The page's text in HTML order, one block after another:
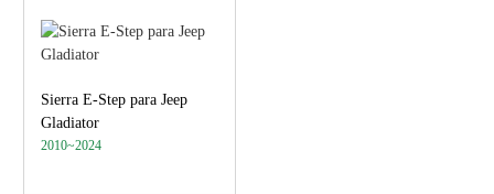
Sierra E-Step para Jeep
Gladiator
2010~2024